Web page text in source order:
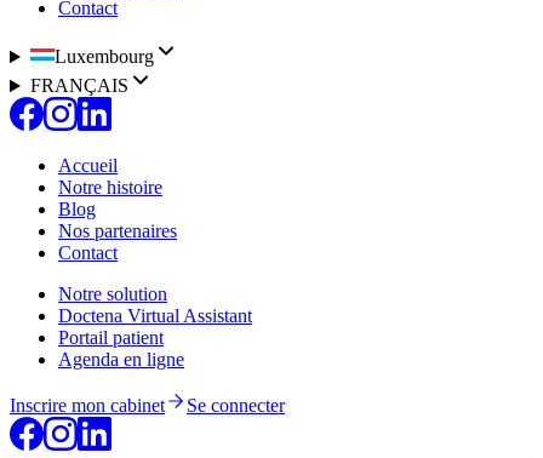
Contact
Luxembourg
FRANÇAIS
Accueil
Notre histoire
Blog
Nos partenaires
Contact
Notre solution
Doctena Virtual Assistant
Portail patient
Agenda en ligne
Inscrire mon cabinet Se connecter